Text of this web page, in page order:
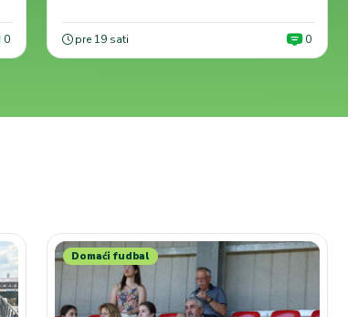
0 pre 19 sati 0
Domaći fudbal